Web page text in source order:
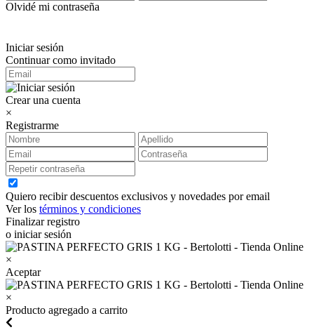
Olvidé mi contraseña
Iniciar sesión
Continuar como invitado
Crear una cuenta
×
Registrarme
Quiero recibir descuentos exclusivos y novedades por email
Ver los términos y condiciones
Finalizar registro
o iniciar sesión
×
Aceptar
×
Producto agregado a carrito